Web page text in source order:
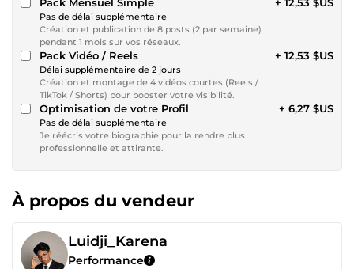
Pas de délai supplémentaire
Création et publication de 8 posts (2 par semaine)
pendant 1 mois sur vos réseaux.
Pack Vidéo / Reels
Délai supplémentaire de 2 jours
Création et montage de 4 vidéos courtes (Reels /
TikTok / Shorts) pour booster votre visibilité.
+ 12,53 $US
Optimisation de votre Profil
Pas de délai supplémentaire
Je réécris votre biographie pour la rendre plus
professionnelle et attirante.
+ 6,27 $US
À propos du vendeur
Luidji_Karena
Performance